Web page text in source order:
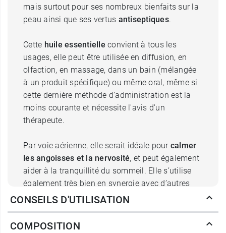
mais surtout pour ses nombreux bienfaits sur la
peau ainsi que ses vertus antiseptiques.
Cette huile essentielle convient à tous les
usages, elle peut être utilisée en diffusion, en
olfaction, en massage, dans un bain (mélangée
à un produit spécifique) ou même oral, même si
cette dernière méthode d’administration est la
moins courante et nécessite l'avis d'un
thérapeute.
Par voie aérienne, elle serait idéale pour calmer
les angoisses et la nervosité, et peut également
aider à la tranquillité du sommeil. Elle s’utilise
également très bien en synergie avec d’autres
huiles essentielles, afin de diffuser un parfum
CONSEILS D'UTILISATION
COMPOSITION